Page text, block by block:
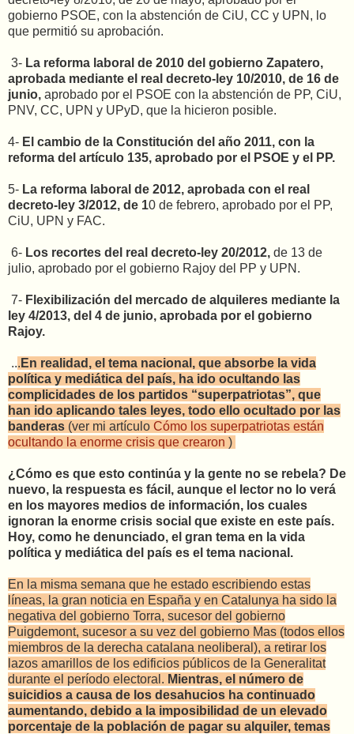
gobierno PSOE, con la abstención de CiU, CC y UPN, lo
que permitió su aprobación.
3- La reforma laboral de 2010 del gobierno Zapatero,
aprobada mediante el real decreto-ley 10/2010, de 16 de
junio, aprobado por el PSOE con la abstención de PP, CiU,
PNV, CC, UPN y UPyD, que la hicieron posible.
4- El cambio de la Constitución del año 2011, con la
reforma del artículo 135, aprobado por el PSOE y el PP.
5- La reforma laboral de 2012, aprobada con el real
decreto-ley 3/2012, de 10 de febrero, aprobado por el PP,
CiU, UPN y FAC.
6- Los recortes del real decreto-ley 20/2012, de 13 de
julio, aprobado por el gobierno Rajoy del PP y UPN.
7- Flexibilización del mercado de alquileres mediante la
ley 4/2013, del 4 de junio, aprobada por el gobierno
Rajoy.
... En realidad, el tema nacional, que absorbe la vida
política y mediática del país, ha ido ocultando las
complicidades de los partidos “superpatriotas”, que
han ido aplicando tales leyes, todo ello ocultado por las
banderas (ver mi artículo Cómo los superpatriotas están
ocultando la enorme crisis que crearon )
¿Cómo es que esto continúa y la gente no se rebela? De
nuevo, la respuesta es fácil, aunque el lector no lo verá
en los mayores medios de información, los cuales
ignoran la enorme crisis social que existe en este país.
Hoy, como he denunciado, el gran tema en la vida
política y mediática del país es el tema nacional.
En la misma semana que he estado escribiendo estas
líneas, la gran noticia en España y en Catalunya ha sido la
negativa del gobierno Torra, sucesor del gobierno
Puigdemont, sucesor a su vez del gobierno Mas (todos ellos
miembros de la derecha catalana neoliberal), a retirar los
lazos amarillos de los edificios públicos de la Generalitat
durante el período electoral. Mientras, el número de
suicidios a causa de los desahucios ha continuado
aumentando, debido a la imposibilidad de un elevado
porcentaje de la población de pagar su alquiler, temas